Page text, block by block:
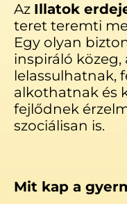
Az Illatok
teret teremti
Egy olyan
inspiráló
lelassulhatnak,
alkothatnak és
fejlődnek
szociálisan is.
Mit kap a